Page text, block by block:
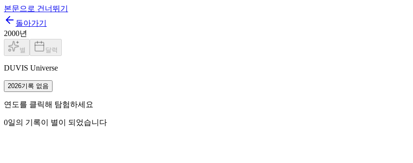
본문으로 건너뛰기
돌아가기
2000년
별 달력
DUVIS Universe
2026기록 없음
연도를 클릭해 탐험하세요
0일의 기록이 별이 되었습니다